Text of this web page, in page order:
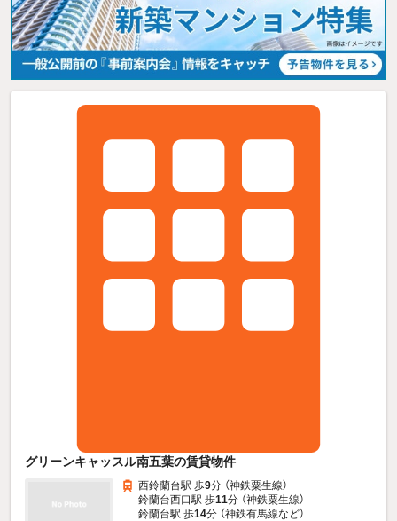
グリーンキャッスル南五葉の賃貸物件
西鈴蘭台駅 歩9分 （神鉄粟生線）
鈴蘭台西口駅 歩11分 （神鉄粟生線）
鈴蘭台駅 歩14分 （神鉄有馬線など）